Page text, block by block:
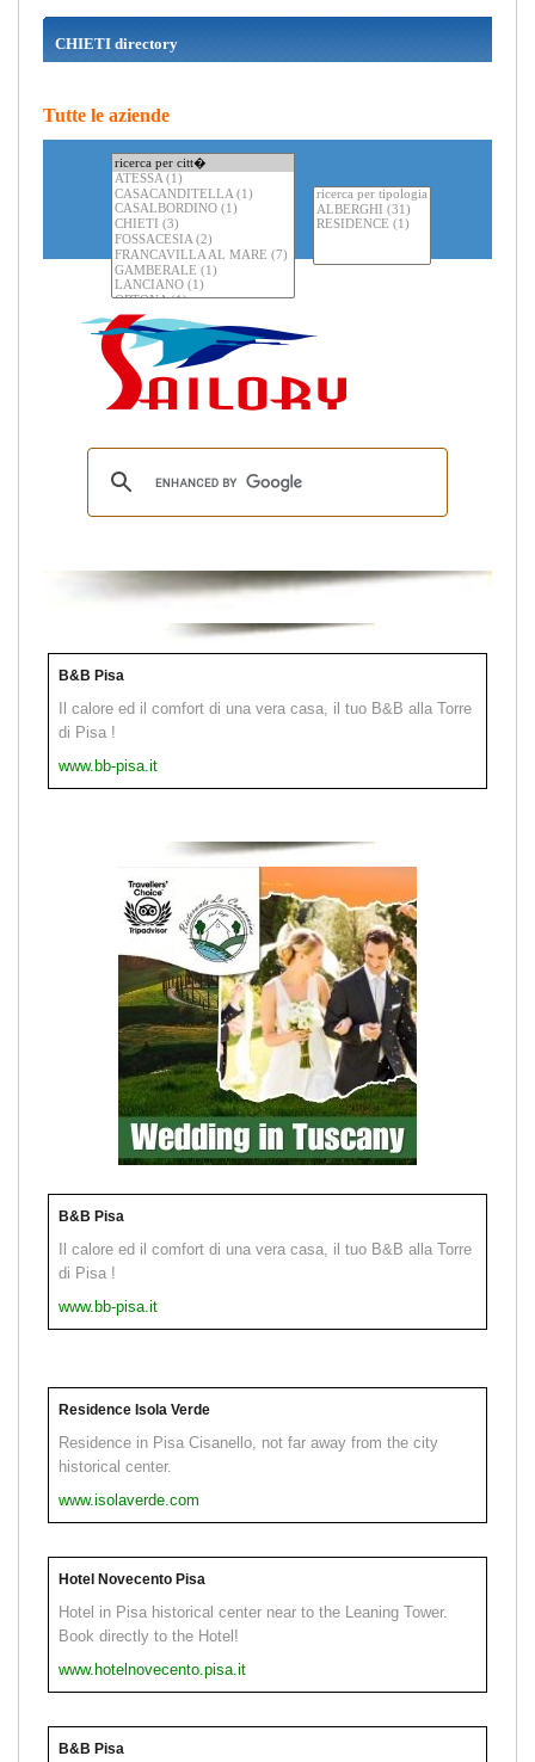
CHIETI directory
Tutte le aziende
B&B Pisa
Il calore ed il comfort di una vera casa, il tuo B&B alla Torre
di Pisa !
www.bb-pisa.it
B&B Pisa
Il calore ed il comfort di una vera casa, il tuo B&B alla Torre
di Pisa !
www.bb-pisa.it
Residence Isola Verde
Residence in Pisa Cisanello, not far away from the city
historical center.
www.isolaverde.com
Hotel Novecento Pisa
Hotel in Pisa historical center near to the Leaning Tower.
Book directly to the Hotel!
www.hotelnovecento.pisa.it
B&B Pisa